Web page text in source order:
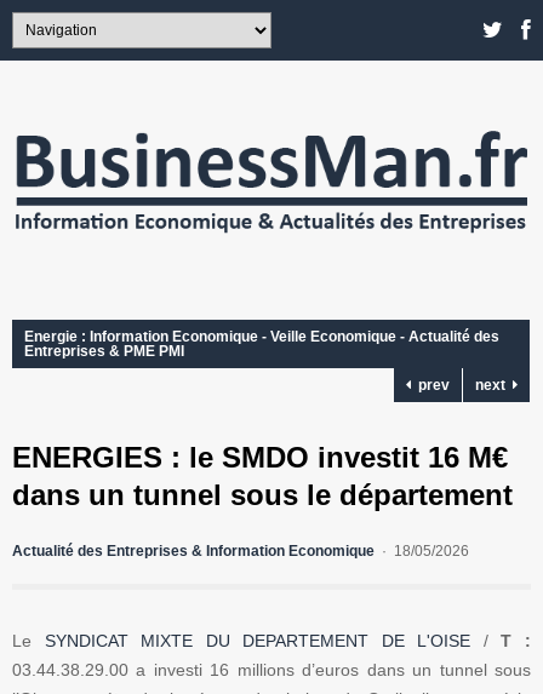
Energie : Information Economique - Veille Economique - Actualité des
Entreprises & PME PMI
prev
next
ENERGIES : le SMDO investit 16 M€
dans un tunnel sous le département
Actualité des Entreprises & Information Economique 18/05/2026
Le SYNDICAT MIXTE DU DEPARTEMENT DE L'OISE /T :
03.44.38.29.00 a investi 16 millions d’euros dans un tunnel sous